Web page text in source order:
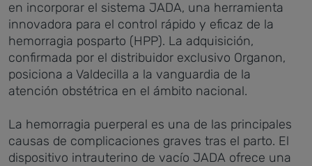
en incorporar el sistema JADA, una herramienta
innovadora para el control rápido y eficaz de la
hemorragia posparto (HPP). La adquisición,
confirmada por el distribuidor exclusivo Organon,
posiciona a Valdecilla a la vanguardia de la
atención obstétrica en el ámbito nacional.
La hemorragia puerperal es una de las principales
causas de complicaciones graves tras el parto. El
dispositivo intrauterino de vacío JADA ofrece una